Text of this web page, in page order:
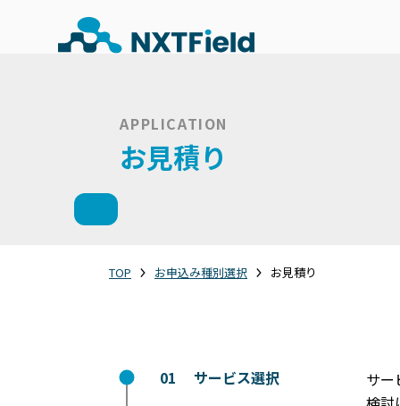
APPLICATION
お見積り
TOP お申込み種別選択 お見積り
01 サービス選択
サー